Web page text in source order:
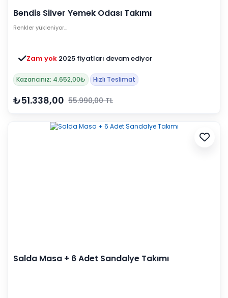
Bendis Silver Yemek Odası Takımı
Renkler yükleniyor…
Zam yok 2025 fiyatları devam ediyor
Kazancınız: 4.652,00₺ Hızlı Teslimat
₺51.338,00 55.990,00 TL
Salda Masa + 6 Adet Sandalye Takımı